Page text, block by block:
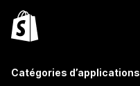
Catégories d’applications